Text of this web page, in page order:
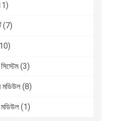
(7)
(3)
মডিউল (8)
মডিউল (1)